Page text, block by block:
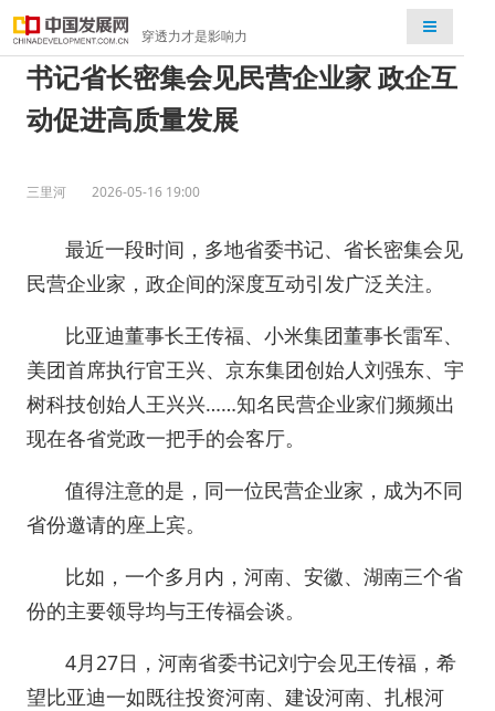
穿透力才是影响力
检索
书记省长密集会见民营企业家 政企互
动促进高质量发展
三里河 2026-05-16 19:00
最近一段时间，多地省委书记、省长密集会见
民营企业家，政企间的深度互动引发广泛关注。
比亚迪董事长王传福、小米集团董事长雷军、
美团首席执行官王兴、京东集团创始人刘强东、宇
树科技创始人王兴兴……知名民营企业家们频频出
现在各省党政一把手的会客厅。
值得注意的是，同一位民营企业家，成为不同
省份邀请的座上宾。
比如，一个多月内，河南、安徽、湖南三个省
份的主要领导均与王传福会谈。
4月27日，河南省委书记刘宁会见王传福，希
望比亚迪一如既往投资河南、建设河南、扎根河